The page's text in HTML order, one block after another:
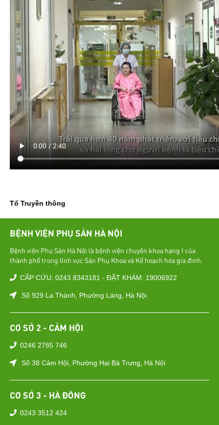
Tổ Truyền thông
BỆNH VIỆN PHỤ SẢN HÀ NỘI
Bệnh viện Phụ Sản Hà Nội là bệnh viện chuyên khoa hạng I của
thành phố trong lĩnh vực Sản Phụ Khoa và Kế hoạch hóa gia đình.
CẤP CỨU: 0243 8343181 - ĐẶT KHÁM: 19006922
Số 929 La Thành, Phường Láng, Hà Nội
CƠ SỞ 2 - CẢM HỘI
0246 2785 746
Số 38 Cảm Hội, Phường Hai Bà Trưng, Hà Nội
CƠ SỞ 3 - HÀ ĐÔNG
0243 3512 424